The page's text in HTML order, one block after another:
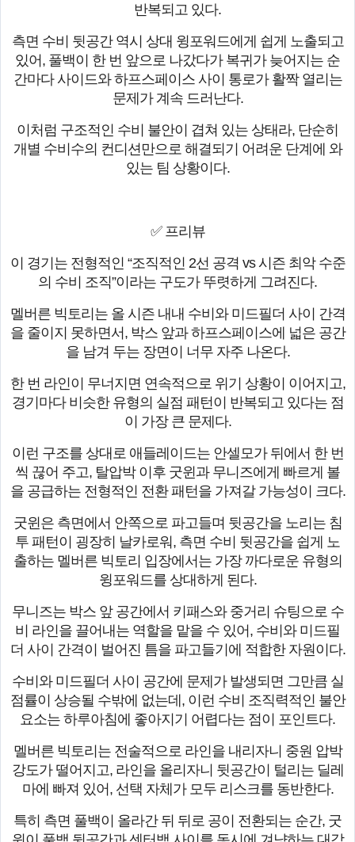
반복되고 있다.
측면 수비 뒷공간 역시 상대 윙포워드에게 쉽게 노출되고
있어, 풀백이 한 번 앞으로 나갔다가 복귀가 늦어지는 순
간마다 사이드와 하프스페이스 사이 통로가 활짝 열리는
문제가 계속 드러난다.
이처럼 구조적인 수비 불안이 겹쳐 있는 상태라, 단순히
개별 수비수의 컨디션만으로 해결되기 어려운 단계에 와
있는 팀 상황이다.
✅ 프리뷰
이 경기는 전형적인 “조직적인 2선 공격 vs 시즌 최악 수준
의 수비 조직”이라는 구도가 뚜렷하게 그려진다.
멜버른 빅토리는 올 시즌 내내 수비와 미드필더 사이 간격
을 줄이지 못하면서, 박스 앞과 하프스페이스에 넓은 공간
을 남겨 두는 장면이 너무 자주 나온다.
한 번 라인이 무너지면 연속적으로 위기 상황이 이어지고,
경기마다 비슷한 유형의 실점 패턴이 반복되고 있다는 점
이 가장 큰 문제다.
이런 구조를 상대로 애들레이드는 안셀모가 뒤에서 한 번
씩 끊어 주고, 탈압박 이후 굿윈과 무니즈에게 빠르게 볼
을 공급하는 전형적인 전환 패턴을 가져갈 가능성이 크다.
굿윈은 측면에서 안쪽으로 파고들며 뒷공간을 노리는 침
투 패턴이 굉장히 날카로워, 측면 수비 뒷공간을 쉽게 노
출하는 멜버른 빅토리 입장에서는 가장 까다로운 유형의
윙포워드를 상대하게 된다.
무니즈는 박스 앞 공간에서 키패스와 중거리 슈팅으로 수
비 라인을 끌어내는 역할을 맡을 수 있어, 수비와 미드필
더 사이 간격이 벌어진 틈을 파고들기에 적합한 자원이다.
수비와 미드필더 사이 공간에 문제가 발생되면 그만큼 실
점률이 상승될 수밖에 없는데, 이런 수비 조직력적인 불안
요소는 하루아침에 좋아지기 어렵다는 점이 포인트다.
멜버른 빅토리는 전술적으로 라인을 내리자니 중원 압박
강도가 떨어지고, 라인을 올리자니 뒷공간이 털리는 딜레
마에 빠져 있어, 선택 자체가 모두 리스크를 동반한다.
특히 측면 풀백이 올라간 뒤 뒤로 공이 전환되는 순간, 굿